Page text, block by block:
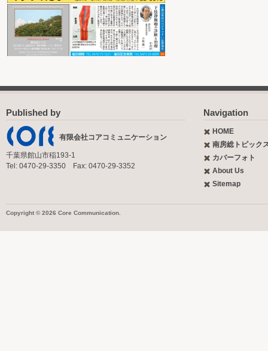
Published by
有限会社コアコミュニケーション
千葉県館山市稲193-1
Tel: 0470-29-3350 Fax: 0470-29-3352
Navigation
HOME
南房総トピック
カバーフォト
About Us
Sitemap
Copyright © 2026 Core Communication.